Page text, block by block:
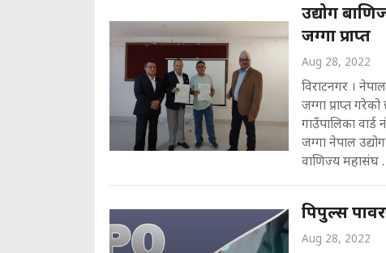
उद्योग
जग्गा प्राप्त
Aug 28, 2022
विराटनगर ।
जग्गा प्राप्त
गाउँपालिका
जग्गा नेपाल
वाणिज्य महासंघ .
पिपुल्स
Aug 28, 2022